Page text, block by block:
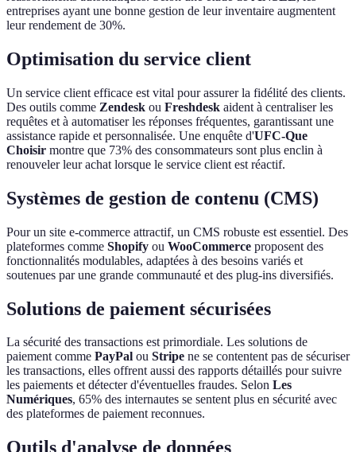
entreprises ayant une bonne gestion de leur inventaire augmentent
leur rendement de 30%.
Optimisation du service client
Un service client efficace est vital pour assurer la fidélité des clients.
Des outils comme Zendesk ou Freshdesk aident à centraliser les
requêtes et à automatiser les réponses fréquentes, garantissant une
assistance rapide et personnalisée. Une enquête d'UFC-Que
Choisir montre que 73% des consommateurs sont plus enclin à
renouveler leur achat lorsque le service client est réactif.
Systèmes de gestion de contenu (CMS)
Pour un site e-commerce attractif, un CMS robuste est essentiel. Des
plateformes comme Shopify ou WooCommerce proposent des
fonctionnalités modulables, adaptées à des besoins variés et
soutenues par une grande communauté et des plug-ins diversifiés.
Solutions de paiement sécurisées
La sécurité des transactions est primordiale. Les solutions de
paiement comme PayPal ou Stripe ne se contentent pas de sécuriser
les transactions, elles offrent aussi des rapports détaillés pour suivre
les paiements et détecter d'éventuelles fraudes. Selon Les
Numériques, 65% des internautes se sentent plus en sécurité avec
des plateformes de paiement reconnues.
Outils d'analyse de données